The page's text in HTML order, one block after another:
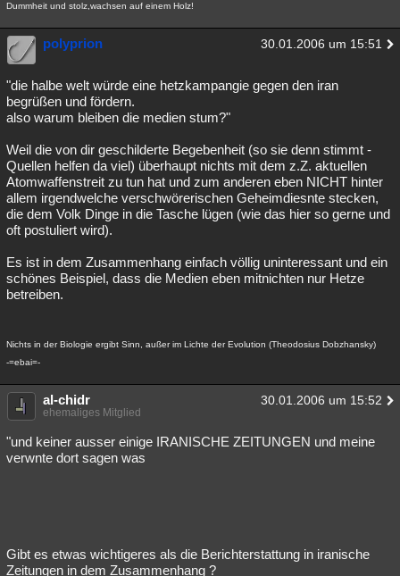
Dummheit und stolz,wachsen auf einem Holz!
polyprion 30.01.2006 um 15:51
"die halbe welt würde eine hetzkampangie gegen den iran
begrüßen und fördern.
also warum bleiben die medien stum?"
Weil die von dir geschilderte Begebenheit (so sie denn stimmt -
Quellen helfen da viel) überhaupt nichts mit dem z.Z. aktuellen
Atomwaffenstreit zu tun hat und zum anderen eben NICHT hinter
allem irgendwelche verschwörerischen Geheimdiesnte stecken,
die dem Volk Dinge in die Tasche lügen (wie das hier so gerne und
oft postuliert wird).
Es ist in dem Zusammenhang einfach völlig uninteressant und ein
schönes Beispiel, dass die Medien eben mitnichten nur Hetze
betreiben.
Nichts in der Biologie ergibt Sinn, außer im Lichte der Evolution (Theodosius Dobzhansky)
-=ebai=-
al-chidr 30.01.2006 um 15:52
ehemaliges Mitglied
"und keiner ausser einige IRANISCHE ZEITUNGEN und meine
verwnte dort sagen was
Gibt es etwas wichtigeres als die Berichterstattung in iranische
Zeitungen in dem Zusammenhang ?